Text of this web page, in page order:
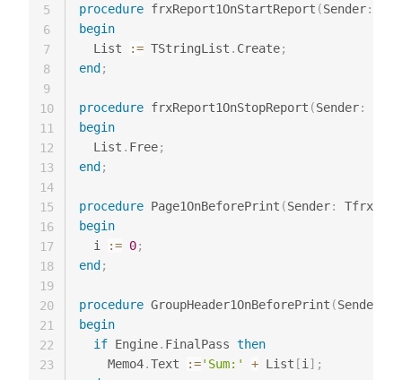
procedure frxReport1OnStartReport (Sender:
begin
  List
:= TStringList . Create;
end ;
procedure frxReport1OnStopReport (Sender:
begin
  List
. Free;
end ;
procedure Page1OnBeforePrint (Sender:
begin
  i
:= 0;
end ;
procedure GroupHeader1OnBeforePrint (Sender
begin
if Engine. FinalPass then
    Memo4
.Text :='Sum:' + List [i ] ;
5
6
7
8
9
10
11
12
13
14
15
16
17
18
19
20
21
22
23